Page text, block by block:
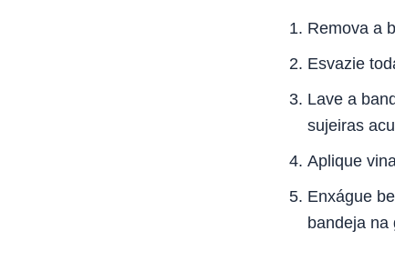
Remova a
Esvazie
Lave a
sujeiras
Aplique
Enxágue
bandeja na